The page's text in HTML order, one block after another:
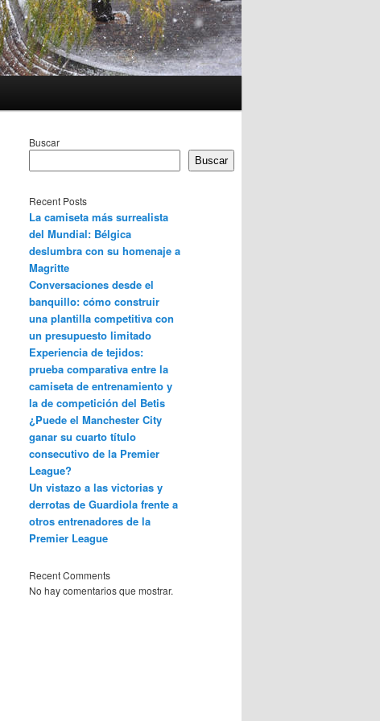
Buscar
Buscar
Recent Posts
La camiseta más surrealista
del Mundial: Bélgica
deslumbra con su homenaje a
Magritte
Conversaciones desde el
banquillo: cómo construir
una plantilla competitiva con
un presupuesto limitado
Experiencia de tejidos:
prueba comparativa entre la
camiseta de entrenamiento y
la de competición del Betis
¿Puede el Manchester City
ganar su cuarto título
consecutivo de la Premier
League?
Un vistazo a las victorias y
derrotas de Guardiola frente a
otros entrenadores de la
Premier League
Recent Comments
No hay comentarios que mostrar.